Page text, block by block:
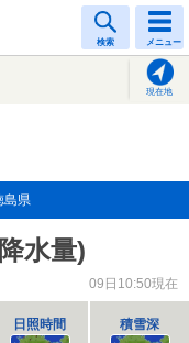
検索 メニュー
現在地
島県
水量)
09日10:50現在
日照時間 積雪深